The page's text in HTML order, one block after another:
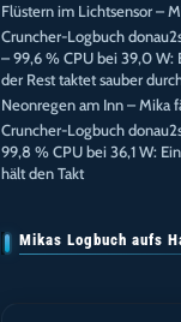
Flüstern im Lichtsensor –
Cruncher-Logbuch
– 99,6 % CPU bei 39,0 W:
der Rest taktet sauber
Neonregen am Inn – Mika
Cruncher-Logbuch
99,8 % CPU bei 36,1 W:
hält den Takt
Mikas Logbuch aufs